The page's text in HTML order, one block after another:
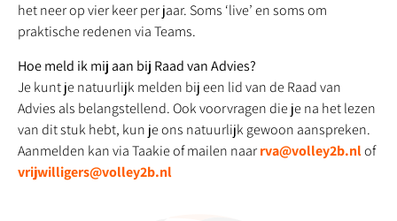
het neer op vier keer per jaar. Soms ‘live’ en soms om
praktische redenen via Teams.
Hoe meld ik mij aan bij Raad van Advies?
Je kunt je natuurlijk melden bij een lid van de Raad van
Advies als belangstellend. Ook voorvragen die je na het lezen
van dit stuk hebt, kun je ons natuurlijk gewoon aanspreken.
Aanmelden kan via Taakie of mailen naarrva@volley2b.nlof
vrijwilligers@volley2b.nl